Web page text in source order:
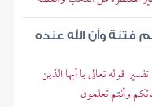
فتنة وأن الله عنده
قوله تعالى يا أيها الذين
وأنتم تعلمون